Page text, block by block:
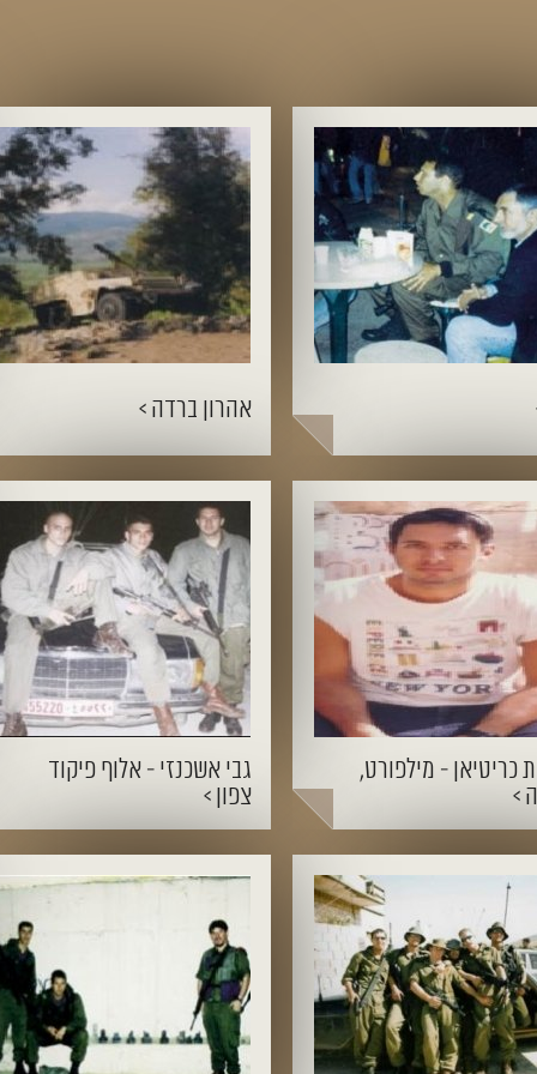
אהרון ברדה >
כריטיאן - מילפורט,
>
גבי אשכנזי - אלוף פיקוד
צפון >